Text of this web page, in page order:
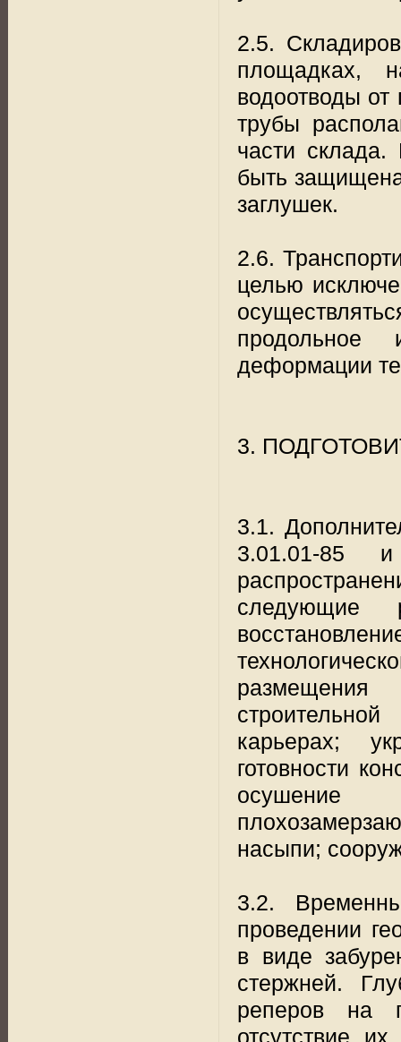
2.5.
площадках,
водоотводы от
трубы
части склада.
быть
заглушек.
2.6.
целью
деформации
3.
3.1.
3.01.01-85
следующие
размещения
карьерах;
готовности
осушение
насыпи;
3.2.
проведении
в виде
стержней.
реперов на
отсутствие